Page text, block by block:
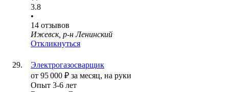
3.8
•
14 отзывов
Ижевск, р-н Ленинский
Откликнуться
Электрогазосварщик
от 95 000 ₽ за месяц, на руки
Опыт 3-6 лет